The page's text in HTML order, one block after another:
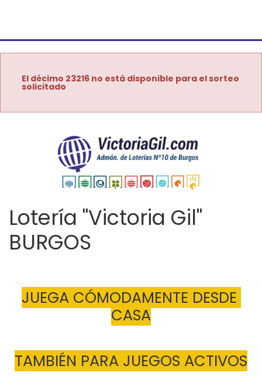
El décimo 23216 no está disponible para el sorteo
solicitado
Lotería "Victoria Gil"
BURGOS
JUEGA CÓMODAMENTE DESDE
CASA
TAMBIÉN PARA JUEGOS ACTIVOS